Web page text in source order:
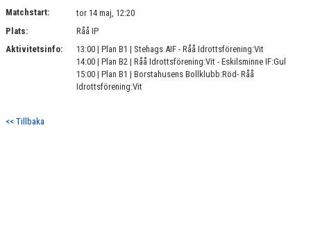
KONTAKT
Matchstart:
tor 14 maj, 12:20
Plats:
Råå IP
Aktivitetsinfo:
13:00 | Plan B1 | Stehags AIF - Råå Idrottsförening:Vit
14:00 | Plan B2 | Råå Idrottsförening:Vit - Eskilsminne IF:Gul
15:00 | Plan B1 | Borstahusens Bollklubb:Röd- Råå
Idrottsförening:Vit
<< Tillbaka